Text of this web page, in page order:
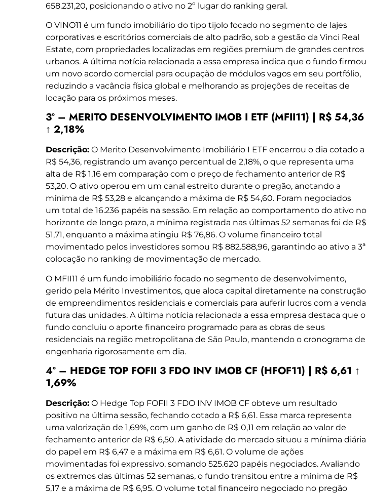
658.231,20, posicionando o ativo no 2º lugar do ranking geral.
O VINO11 é um fundo imobiliário do tipo tijolo focado no segmento de lajes
corporativas e escritórios comerciais de alto padrão, sob a gestão da Vinci Real
Estate, com propriedades localizadas em regiões premium de grandes centros
urbanos. A última notícia relacionada a essa empresa indica que o fundo firmou
um novo acordo comercial para ocupação de módulos vagos em seu portfólio,
reduzindo a vacância física global e melhorando as projeções de receitas de
locação para os próximos meses.
3º – MERITO DESENVOLVIMENTO IMOB I ETF (MFII11) | R$ 54,36
↑ 2,18%
Descrição: O Merito Desenvolvimento Imobiliário I ETF encerrou o dia cotado a
R$ 54,36, registrando um avanço percentual de 2,18%, o que representa uma
alta de R$ 1,16 em comparação com o preço de fechamento anterior de R$
53,20. O ativo operou em um canal estreito durante o pregão, anotando a
mínima de R$ 53,28 e alcançando a máxima de R$ 54,60. Foram negociados
um total de 16.236 papéis na sessão. Em relação ao comportamento do ativo no
horizonte de longo prazo, a mínima registrada nas últimas 52 semanas foi de R$
51,71, enquanto a máxima atingiu R$ 76,86. O volume financeiro total
movimentado pelos investidores somou R$ 882.588,96, garantindo ao ativo a 3ª
colocação no ranking de movimentação de mercado.
O MFII11 é um fundo imobiliário focado no segmento de desenvolvimento,
gerido pela Mérito Investimentos, que aloca capital diretamente na construção
de empreendimentos residenciais e comerciais para auferir lucros com a venda
futura das unidades. A última notícia relacionada a essa empresa destaca que o
fundo concluiu o aporte financeiro programado para as obras de seus
residenciais na região metropolitana de São Paulo, mantendo o cronograma de
engenharia rigorosamente em dia.
4º – HEDGE TOP FOFII 3 FDO INV IMOB CF (HFOF11) | R$ 6,61 ↑
1,69%
Descrição: O Hedge Top FOFII 3 FDO INV IMOB CF obteve um resultado
positivo na última sessão, fechando cotado a R$ 6,61. Essa marca representa
uma valorização de 1,69%, com um ganho de R$ 0,11 em relação ao valor de
fechamento anterior de R$ 6,50. A atividade do mercado situou a mínima diária
do papel em R$ 6,47 e a máxima em R$ 6,61. O volume de ações
movimentadas foi expressivo, somando 525.620 papéis negociados. Avaliando
os extremos das últimas 52 semanas, o fundo transitou entre a mínima de R$
5,17 e a máxima de R$ 6,95. O volume total financeiro negociado no pregão